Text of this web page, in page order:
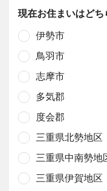
現在お住まいはどち
伊勢市
鳥羽市
志摩市
多気郡
度会郡
三重県北勢地区
三重県中南勢地
三重県伊賀地区